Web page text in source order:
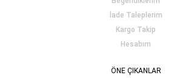
İade Taleplerim
Kargo Takip
Hesabım
ÖNE ÇIKANLAR